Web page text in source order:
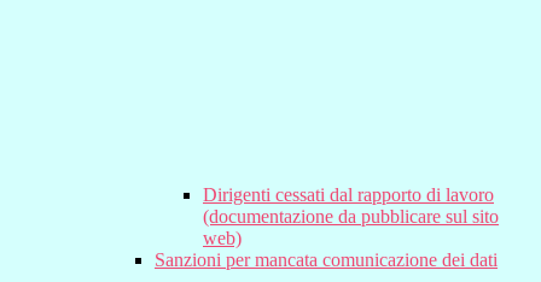
Dirigenti cessati dal rapporto di lavoro
(documentazione da pubblicare sul sito
web)
Sanzioni per mancata comunicazione dei dati